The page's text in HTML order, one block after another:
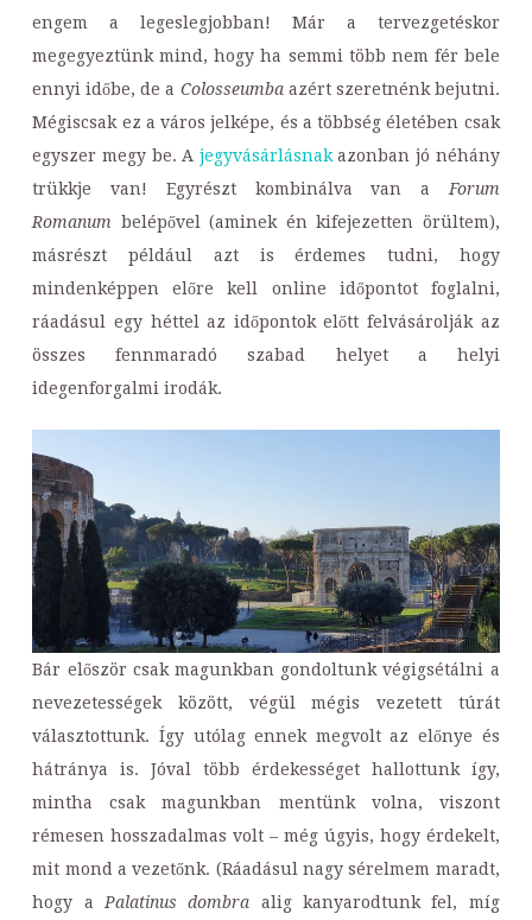
engem a legeslegjobban! Már a tervezgetéskor
megegyeztünk mind, hogy ha semmi több nem fér bele
ennyi időbe, de a Colosseumbaazért szeretnénk bejutni.
Mégiscsak ez a város jelképe, és a többség életében csak
egyszer megy be. A jegyvásárlásnakazonban jó néhány
trükkje van! Egyrészt kombinálva van aForum
Romanum belépővel (aminek én kifejezetten örültem),
másrészt például azt is érdemes tudni, hogy
mindenképpen előre kell online időpontot foglalni,
ráadásul egy héttel az időpontok előtt felvásárolják az
összes fennmaradó szabad helyet a helyi
idegenforgalmi irodák.
Bár először csak magunkban gondoltunk végigsétálni a
nevezetességek között, végül mégis vezetett túrát
választottunk. Így utólag ennek megvolt az előnye és
hátránya is. Jóval több érdekességet hallottunk így,
mintha csak magunkban mentünk volna, viszont
rémesen hosszadalmas volt – még úgyis, hogy érdekelt,
mit mond a vezetőnk. (Ráadásul nagy sérelmem maradt,
hogy aPalatinus dombra alig kanyarodtunk fel, míg